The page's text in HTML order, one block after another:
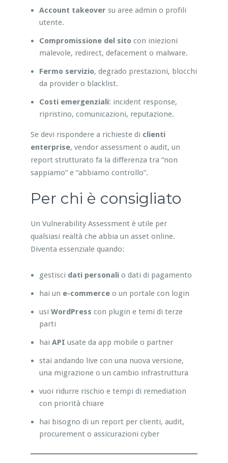
Account takeover su aree admin o profili
utente.
Compromissione del sitocon iniezioni
malevole, redirect, defacement o malware.
Fermo servizio, degrado prestazioni, blocchi
da provider o blacklist.
Costi emergenziali: incident response,
ripristino, comunicazioni, reputazione.
Se devi rispondere a richieste di clienti
enterprise, vendor assessment o audit, un
report strutturato fa la differenza tra “non
sappiamo” e “abbiamo controllo”.
Per chi è consigliato
Un Vulnerability Assessment è utile per
qualsiasi realtà che abbia un asset online.
Diventa essenziale quando:
gestisci dati personalio dati di pagamento
hai un e-commerceo un portale con login
usi WordPress con plugin e temi di terze
parti
hai API usate da app mobile o partner
stai andando live con una nuova versione,
una migrazione o un cambio infrastruttura
vuoi ridurre rischio e tempi di remediation
con priorità chiare
hai bisogno di un report per clienti, audit,
procurement o assicurazioni cyber